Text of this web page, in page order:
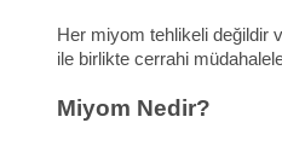
Her miyom tehlikeli değildir
ile birlikte cerrahi
Miyom Nedir?